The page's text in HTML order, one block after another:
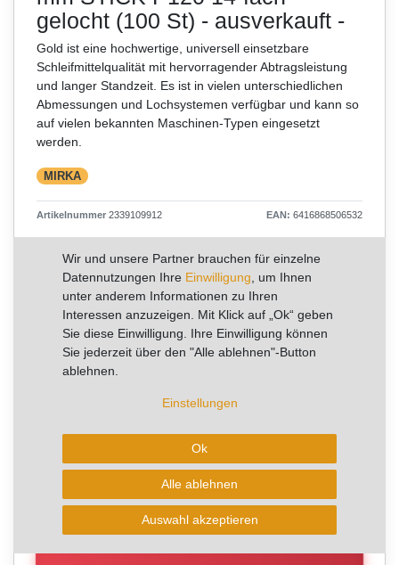
gelocht (100 St) - ausverkauft -
Gold ist eine hochwertige, universell einsetzbare
Schleifmittelqualität mit hervorragender Abtragsleistung
und langer Standzeit. Es ist in vielen unterschiedlichen
Abmessungen und Lochsystemen verfügbar und kann so
auf vielen bekannten Maschinen-Typen eingesetzt
werden.
MIRKA
Artikelnummer 2339109912 EAN: 6416868506532
44,71 €*
0,45 € / Stück
Sofort versandfertig, Lieferzeit 1-2 Arbeitstage
aktuell kann die Lieferzeit 2-4 Arbeitstage betragen!
Wir und unsere Partner brauchen für einzelne
Datennutzungen Ihre Einwilligung , um Ihnen
unter anderem Informationen zu Ihren
Interessen anzuzeigen. Mit Klick auf „Ok“ geben
Sie diese Einwilligung. Ihre Einwilligung können
Sie jederzeit über den "Alle ablehnen"-Button
ablehnen.
Einstellungen
Ok
Alle ablehnen
Auswahl akzeptieren